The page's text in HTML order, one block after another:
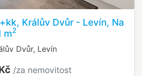
Králův Dvůr - Levín, Na
m2
Dvůr, Levín
/za nemovitost